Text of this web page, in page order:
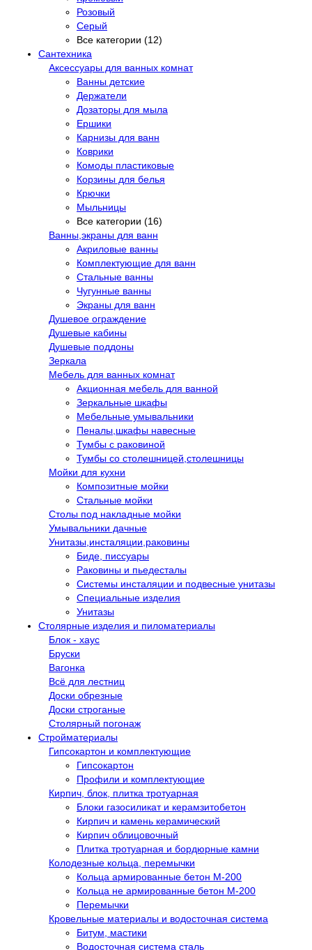
Розовый
Серый
Все категории (12)
Сантехника
Аксессуары для ванных комнат
Ванны детские
Держатели
Дозаторы для мыла
Ершики
Карнизы для ванн
Коврики
Комоды пластиковые
Корзины для белья
Крючки
Мыльницы
Все категории (16)
Ванны,экраны для ванн
Акриловые ванны
Комплектующие для ванн
Стальные ванны
Чугунные ванны
Экраны для ванн
Душевое ограждение
Душевые кабины
Душевые поддоны
Зеркала
Мебель для ванных комнат
Акционная мебель для ванной
Зеркальные шкафы
Мебельные умывальники
Пеналы,шкафы навесные
Тумбы с раковиной
Тумбы со столешницей,столешницы
Мойки для кухни
Композитные мойки
Стальные мойки
Столы под накладные мойки
Умывальники дачные
Унитазы,инсталяции,раковины
Биде, писсуары
Раковины и пьедесталы
Системы инсталяции и подвесные унитазы
Специальные изделия
Унитазы
Столярные изделия и пиломатериалы
Блок - хаус
Бруски
Вагонка
Всё для лестниц
Доски обрезные
Доски строганые
Столярный погонаж
Стройматериалы
Гипсокартон и комплектующие
Гипсокартон
Профили и комплектующие
Кирпич, блок, плитка тротуарная
Блоки газосиликат и керамзитобетон
Кирпич и камень керамический
Кирпич облицовочный
Плитка тротуарная и бордюрные камни
Колодезные кольца, перемычки
Кольца армированные бетон М-200
Кольца не армированные бетон М-200
Перемычки
Кровельные материалы и водосточная система
Битум, мастики
Водосточная система сталь